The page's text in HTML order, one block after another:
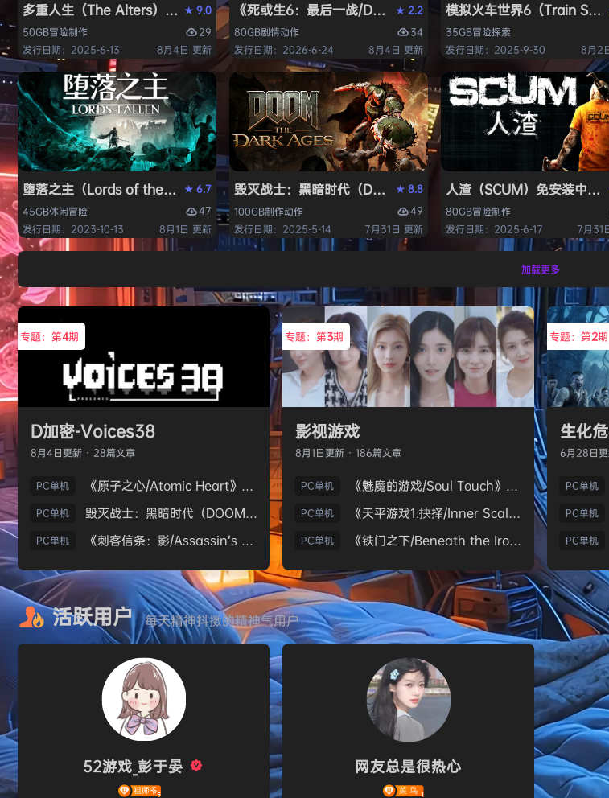
多重人生（The Alters）免安装中文版
★ 9.0
50GB冒险制作
29
发行日期：2025-6-13
8月4日 更新
《死或生6：最后一战/DEAD OR ALIVE 6 Last Round》免安装
★ 2.2
80GB剧情动作
34
发行日期：2026-6-24
8月4日 更新
模拟火车世界6（Train
35GB冒险探索
发行日期：2025-9-30
8月2
堕落之主（Lords of the Fallen）免安装中文版
★ 6.7
45GB休闲冒险
47
发行日期：2023-10-13
8月1日 更新
毁灭战士：黑暗时代（DOOM: The Dark Ages）免安装中文版
★ 8.8
100GB制作动作
49
发行日期：2025-5-14
7月31日 更新
人渣（SCUM）免安装中文
80GB冒险制作
发行日期：2025-6-17
7月31
加载更多
专题：第4期
D加密-Voices38
8月4日更新 · 28篇文章
PC单机 《原子之心/Atomic Heart》免安装中文版
PC单机 毁灭战士：黑暗时代（DOOM: The Dark Ages）免安装中文版
PC单机 《刺客信条：影/Assassin’s Creed Shadows》免安装版，非虚拟机
专题：第3期
影视游戏
8月1日更新 · 186篇文章
PC单机 《魅魔的游戏/Soul Touch》免安装中文版
PC单机 《天平游戏1:抉择/Inner Scales 1：Choice》免安装中文版
PC单机 《铁门之下/Beneath the Iron Gate》免安装中文版
专题：第2期
生化
6月28日
PC单机
PC单机
PC单机
活跃用户 每天精神抖擞的精神气用户
52游戏_彭于晏 网友总是很热心